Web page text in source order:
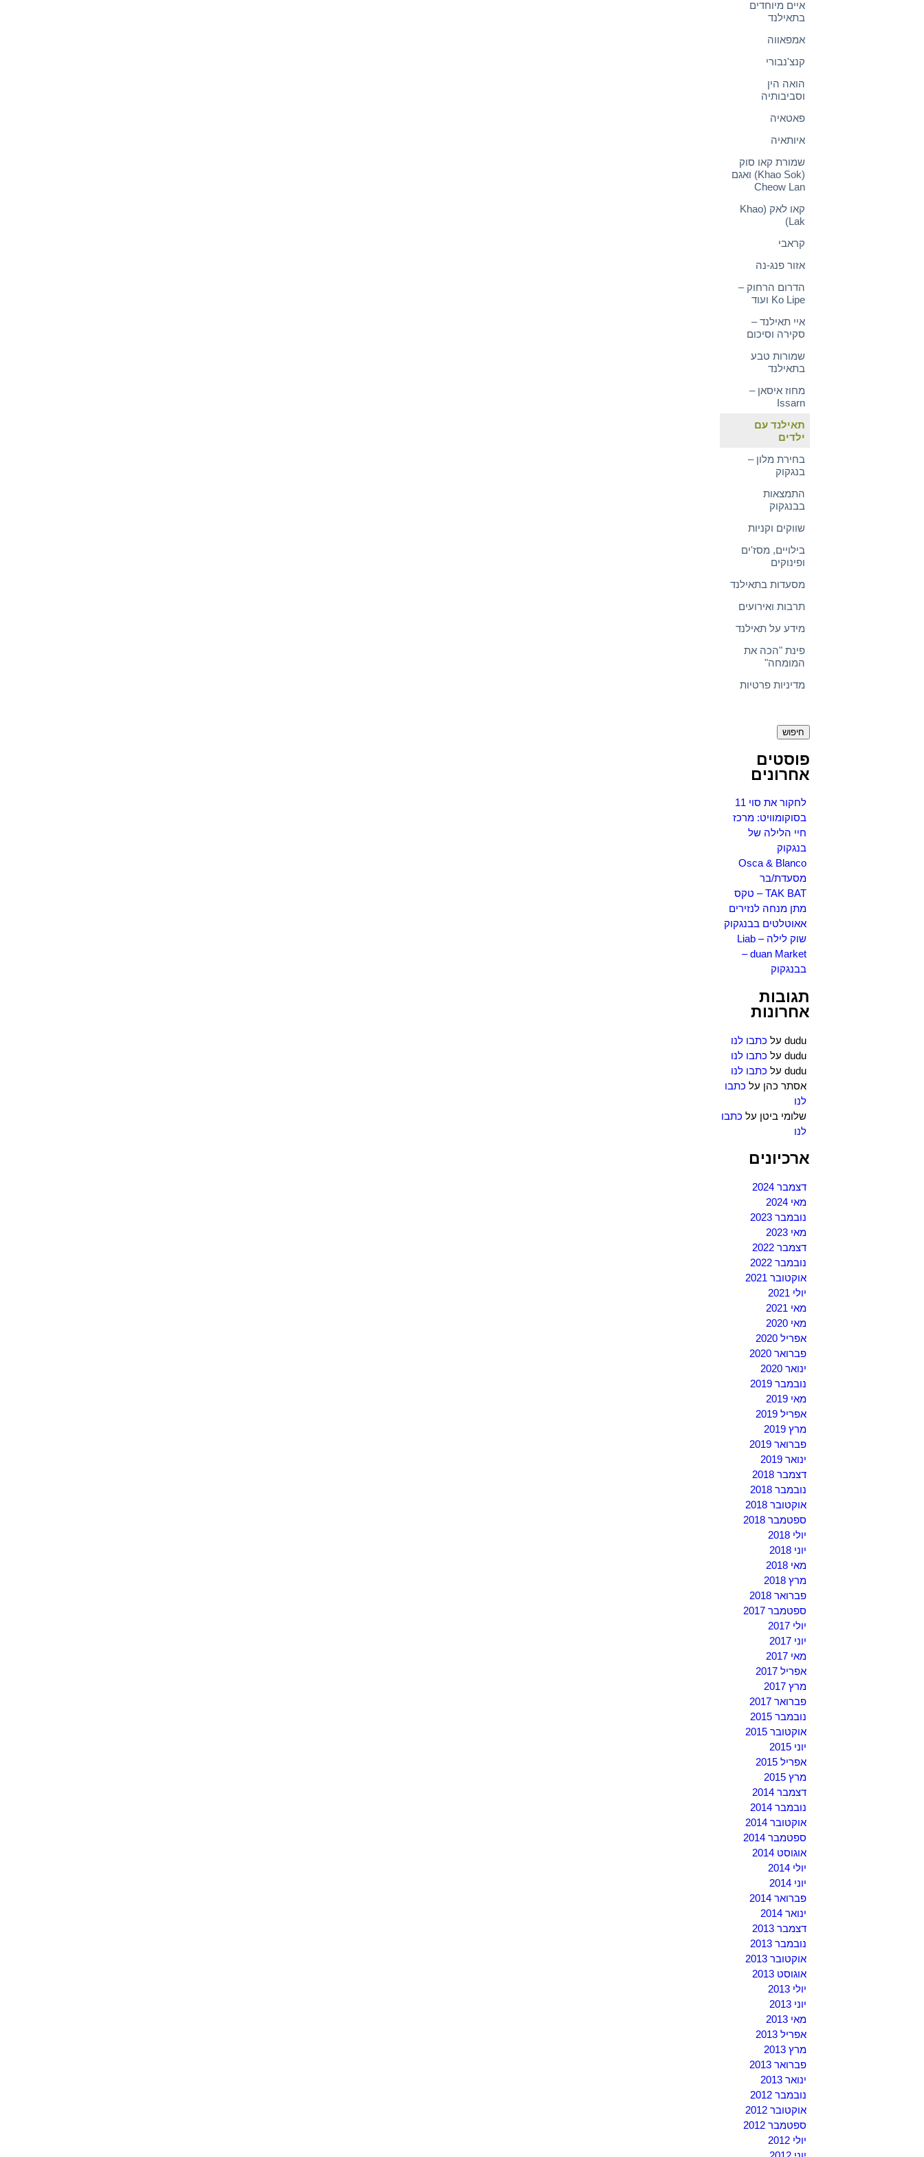
איים מיוחדים
בתאילנד
אמפאווה
קנצ'נבורי
הואה הין
וסביבותיה
פאטאיה
איותאיה
שמורת קאו סוק
(Khao Sok) ואגם
Cheow Lan
קאו לאק (Khao
Lak)
קראבי
אזור פנג-נה
הדרום הרחוק –
Ko Lipe ועוד
איי תאילנד –
סקירה וסיכום
שמורות טבע
בתאילנד
מחוז איסאן –
Issarn
תאילנד עם
ילדים
בחירת מלון –
בנגקוק
התמצאות
בבנגקוק
שווקים וקניות
בילויים, מסז'ים
ופינוקים
מסעדות בתאילנד
תרבות ואירועים
מידע על תאילנד
פינת "הכה את
המומחה"
מדיניות פרטיות
פוסטים
אחרונים
לחקור את סוי 11
בסוקומוויט: מרכז
חיי הלילה של
בנגקוק
Osca & Blanco
מסעדת/בר
TAK BAT – טקס
מתן מנחה לנזירים
אאוטלטים בבנגקוק
שוק לילה – Liab
duan Market –
בבנגקוק
תגובות
אחרונות
dudu על כתבו לנו
dudu על כתבו לנו
dudu על כתבו לנו
אסתר כהן על כתבו
לנו
שלומי ביטן על כתבו
לנו
ארכיונים
דצמבר 2024
מאי 2024
נובמבר 2023
מאי 2023
דצמבר 2022
נובמבר 2022
אוקטובר 2021
יולי 2021
מאי 2021
מאי 2020
אפריל 2020
פברואר 2020
ינואר 2020
נובמבר 2019
מאי 2019
אפריל 2019
מרץ 2019
פברואר 2019
ינואר 2019
דצמבר 2018
נובמבר 2018
אוקטובר 2018
ספטמבר 2018
יולי 2018
יוני 2018
מאי 2018
מרץ 2018
פברואר 2018
ספטמבר 2017
יולי 2017
יוני 2017
מאי 2017
אפריל 2017
מרץ 2017
פברואר 2017
נובמבר 2015
אוקטובר 2015
יוני 2015
אפריל 2015
מרץ 2015
דצמבר 2014
נובמבר 2014
אוקטובר 2014
ספטמבר 2014
אוגוסט 2014
יולי 2014
יוני 2014
פברואר 2014
ינואר 2014
דצמבר 2013
נובמבר 2013
אוקטובר 2013
אוגוסט 2013
יולי 2013
יוני 2013
מאי 2013
אפריל 2013
מרץ 2013
פברואר 2013
ינואר 2013
נובמבר 2012
אוקטובר 2012
ספטמבר 2012
יולי 2012